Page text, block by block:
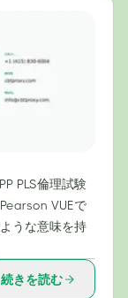
PLS倫理試験
VUEで
うな意味を持
続きを読む